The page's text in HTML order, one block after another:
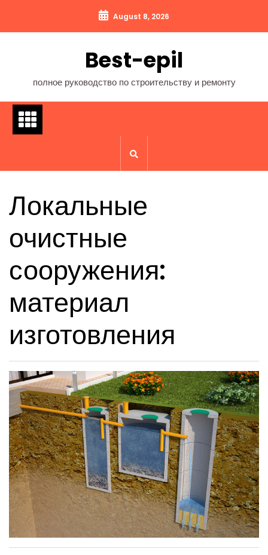
содержимому
August 8, 2026
Best-epil
полное руководство по строительству и ремонту
Локальные
очистные
сооружения:
материал
изготовления